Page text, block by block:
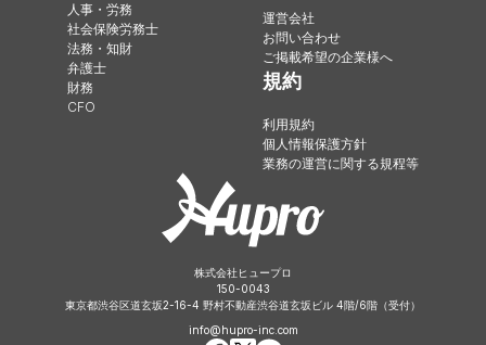
人事・労務
社会保険労務士
法務・知財
弁護士
財務
CFO
運営会社
お問い合わせ
ご掲載希望の企業様へ
規約
利用規約
個人情報保護方針
業務の運営に関する規程等
株式会社ヒュープロ
150-0043
東京都渋谷区道玄坂2-16-4 野村不動産渋谷道玄坂ビル 4階/6階（受付）
info@hupro-inc.com